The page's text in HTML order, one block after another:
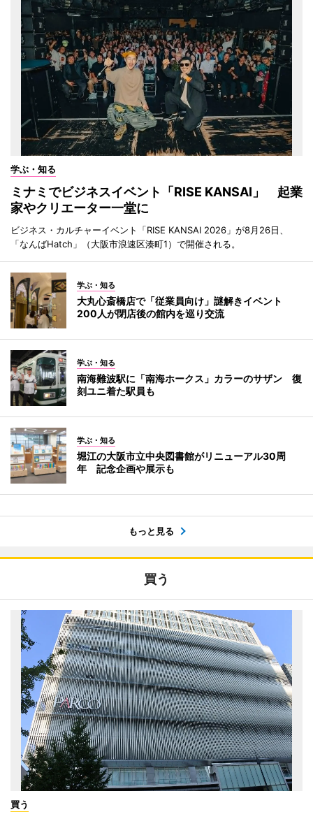
学ぶ・知る
ミナミでビジネスイベント「RISE KANSAI」 起業
家やクリエーター一堂に
ビジネス・カルチャーイベント「RISE KANSAI 2026」が8月26日、
「なんばHatch」（大阪市浪速区湊町1）で開催される。
学ぶ・知る
大丸心斎橋店で「従業員向け」謎解きイベント
200人が閉店後の館内を巡り交流
学ぶ・知る
南海難波駅に「南海ホークス」カラーのサザン 復
刻ユニ着た駅員も
学ぶ・知る
堀江の大阪市立中央図書館がリニューアル30周
年 記念企画や展示も
もっと見る
買う
買う